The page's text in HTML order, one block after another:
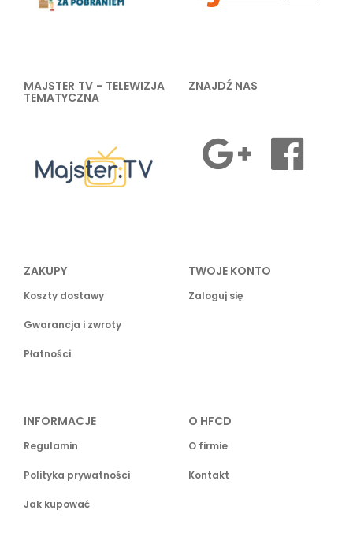
MAJSTER TV - TELEWIZJA
TEMATYCZNA
ZNAJDŹ NAS
ZAKUPY
Koszty dostawy
Gwarancja i zwroty
Płatności
TWOJE KONTO
Zaloguj się
INFORMACJE
Regulamin
Polityka prywatności
Jak kupować
O HFCD
O firmie
Kontakt